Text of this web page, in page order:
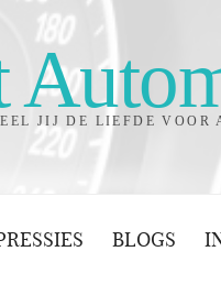
JIJ DE LIEFDE VOOR
BLOGS